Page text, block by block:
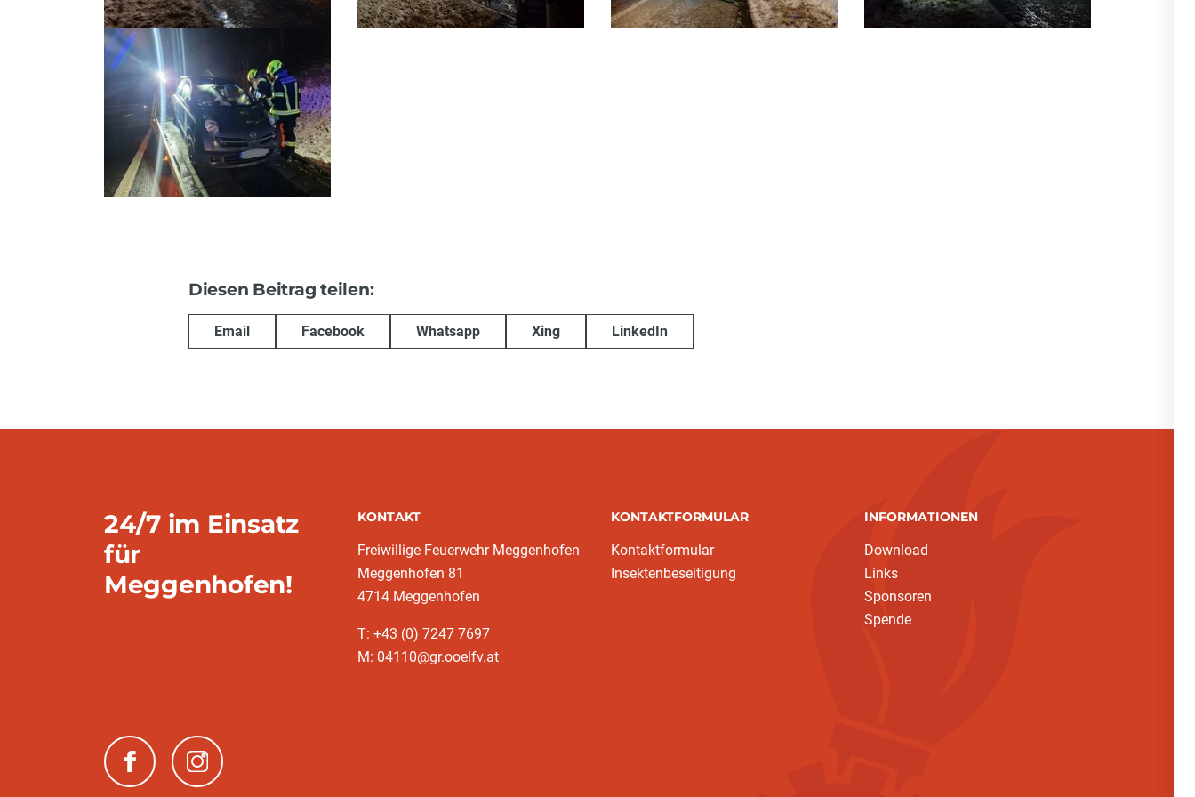
Diesen Beitrag teilen:
Email Facebook Whatsapp Xing LinkedIn
24/7 im Einsatz
für
Meggenhofen!
KONTAKT
Freiwillige Feuerwehr Meggenhofen
Meggenhofen 81
4714 Meggenhofen
T: +43 (0) 7247 7697
M: 04110@gr.ooelfv.at
KONTAKTFORMULAR
Kontaktformular
Insektenbeseitigung
INFORMATIONEN
Download
Links
Sponsoren
Spende
(neues Fenster)(neues Fenster)